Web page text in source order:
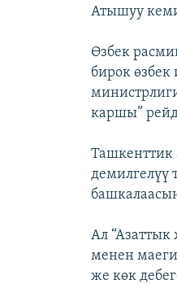
Атышуу
Өзбек
бирок
каршы”
Ташкенттик
демилгелүү
Ал
менен
же көк